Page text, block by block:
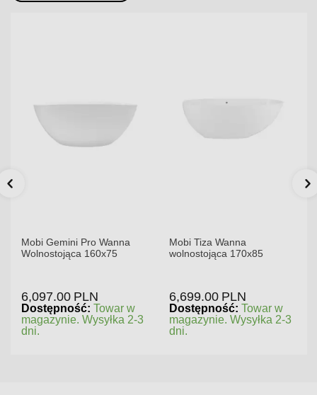
Mobi Gemini Pro Wanna
Wolnostojąca 160x75
6,097.00 PLN
Dostępność: Towar w
magazynie. Wysyłka 2-3
dni.
Mobi Tiza Wanna
wolnostojąca 170x85
6,699.00 PLN
Dostępność: Towar w
magazynie. Wysyłka 2-3
dni.